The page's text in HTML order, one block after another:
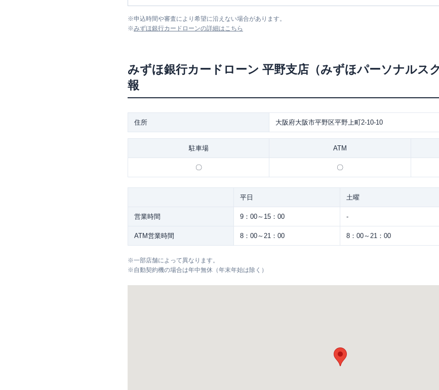
※申込時間や審査により希望に沿えない場合があります。
※みずほ銀行カードローンの詳細はこちら
みずほ銀行カードローン 平野支店（みずほパーソナルス
報
住所 大阪府大阪市平野区平野上町2-10-10
駐車場 ATM
〇 〇
平日 土曜
営業時間 9：00～15：00 -
ATM営業時間 8：00～21：00 8：00～21：00
※一部店舗によって異なります。
※自動契約機の場合は年中無休（年末年始は除く）